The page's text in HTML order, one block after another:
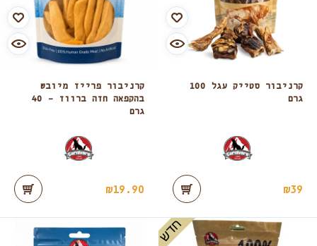
קרניבור סטייק עגל 100
גרם
₪39
קרניבור פרייז מיובש
בהקפאה חזה ברווז – 40
גרם
₪19.90
חדש